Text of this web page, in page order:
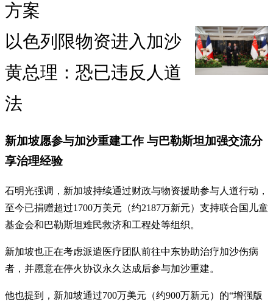
方案
以色列限物资进入加沙
黄总理：恐已违反人道
法
新加坡愿参与加沙重建工作 与巴勒斯坦加强交流分
享治理经验
石明光强调，新加坡持续通过财政与物资援助参与人道行动，
至今已捐赠超过1700万美元（约2187万新元）支持联合国儿童
基金会和巴勒斯坦难民救济和工程处等组织。
新加坡也正在考虑派遣医疗团队前往中东协助治疗加沙伤病
者，并愿意在停火协议永久达成后参与加沙重建。
他也提到，新加坡通过700万美元（约900万新元）的“增强版